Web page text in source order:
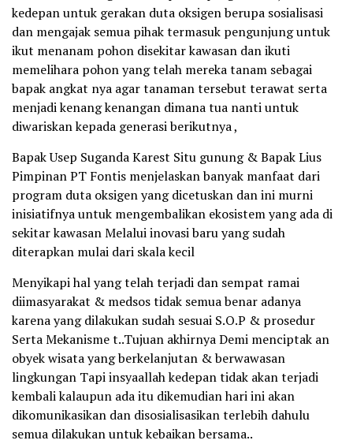
kedepan untuk gerakan duta oksigen berupa sosialisasi
dan mengajak semua pihak termasuk pengunjung untuk
ikut menanam pohon disekitar kawasan dan ikuti
memelihara pohon yang telah mereka tanam sebagai
bapak angkat nya agar tanaman tersebut terawat serta
menjadi kenang kenangan dimana tua nanti untuk
diwariskan kepada generasi berikutnya ,
Bapak Usep Suganda Karest Situ gunung & Bapak Lius
Pimpinan PT Fontis menjelaskan banyak manfaat dari
program duta oksigen yang dicetuskan dan ini murni
inisiatifnya untuk mengembalikan ekosistem yang ada di
sekitar kawasan Melalui inovasi baru yang sudah
diterapkan mulai dari skala kecil
Menyikapi hal yang telah terjadi dan sempat ramai
diimasyarakat & medsos tidak semua benar adanya
karena yang dilakukan sudah sesuai S.O.P & prosedur
Serta Mekanisme t..Tujuan akhirnya Demi menciptak an
obyek wisata yang berkelanjutan & berwawasan
lingkungan Tapi insyaallah kedepan tidak akan terjadi
kembali kalaupun ada itu dikemudian hari ini akan
dikomunikasikan dan disosialisasikan terlebih dahulu
semua dilakukan untuk kebaikan bersama..